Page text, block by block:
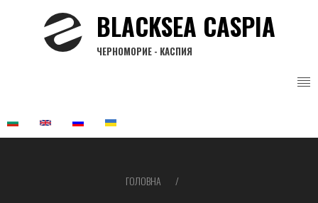
BLACKSEA CASPIA
ЧЕРНОМОРИЕ - КАСПИЯ
ГОЛОВНА